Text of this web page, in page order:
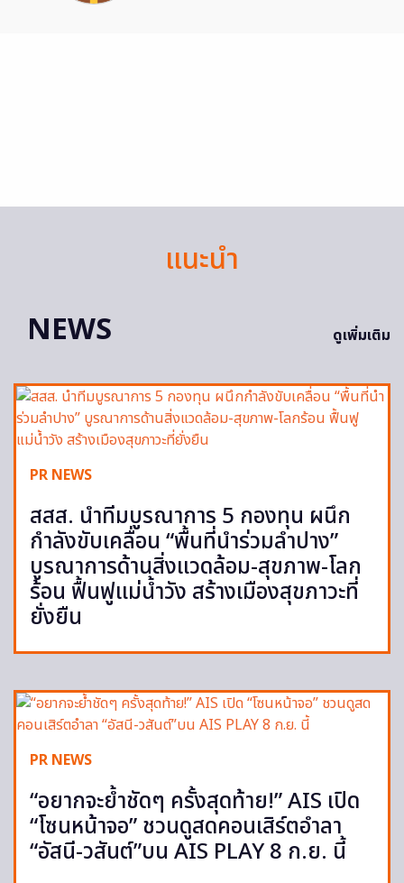
แนะนำ
NEWS
ดูเพิ่มเติม
PR NEWS
สสส. นำทีมบูรณาการ 5 กองทุน ผนึก
กำลังขับเคลื่อน “พื้นที่นำร่วมลำปาง”
บูรณาการด้านสิ่งแวดล้อม-สุขภาพ-โลก
ร้อน ฟื้นฟูแม่น้ำวัง สร้างเมืองสุขภาวะที่
ยั่งยืน
PR NEWS
“อยากจะย้ำชัดๆ ครั้งสุดท้าย!” AIS เปิด
“โซนหน้าจอ” ชวนดูสดคอนเสิร์ตอำลา
“อัสนี-วสันต์”บน AIS PLAY 8 ก.ย. นี้